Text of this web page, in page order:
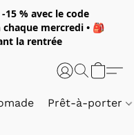
-15 % avec le code
chaque mercredi• 🎒
la rentrée
Prêt-à-porter